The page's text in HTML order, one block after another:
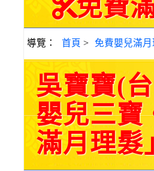
免費
導覽： 首頁 > 免費嬰兒滿
吳寶寶(
嬰兒三寶
滿月理髮